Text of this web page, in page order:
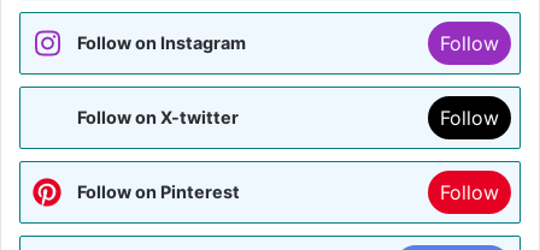
Follow on Instagram Follow
Follow on X-twitter Follow
Follow on Pinterest Follow